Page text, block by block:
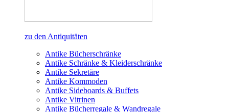
zu den Antiquitäten
Antike Bücherschränke
Antike Schränke & Kleiderschränke
Antike Sekretäre
Antike Kommoden
Antike Sideboards & Buffets
Antike Vitrinen
Antike Bücherregale & Wandregale